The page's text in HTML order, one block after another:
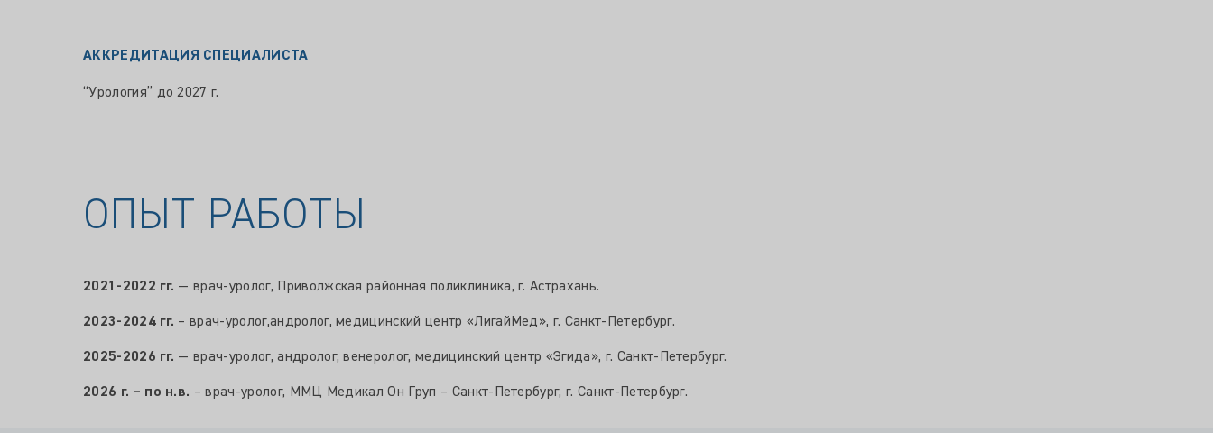
АККРЕДИТАЦИЯ СПЕЦИАЛИСТА
“Урология” до 2027 г.
ОПЫТ РАБОТЫ
2021-2022 гг. — врач-уролог, Приволжская районная поликлиника, г. Астрахань.
2023-2024 гг. – врач-уролог,андролог, медицинский центр «ЛигайМед», г. Санкт-Петербург.
2025-2026 гг. — врач-уролог, андролог, венеролог, медицинский центр «Эгида», г. Санкт-Петербург.
2026 г. – по н.в. – врач-уролог, ММЦ Медикал Он Груп – Санкт-Петербург, г. Санкт-Петербург.